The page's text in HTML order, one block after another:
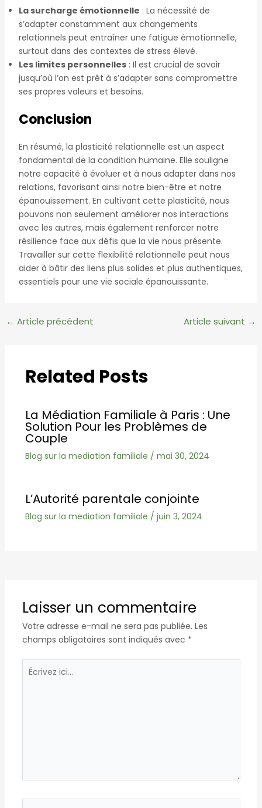
La surcharge émotionnelle : La nécessité de
s’adapter constamment aux changements
relationnels peut entraîner une fatigue émotionnelle,
surtout dans des contextes de stress élevé.
Les limites personnelles: Il est crucial de savoir
jusqu’où l’on est prêt à s’adapter sans compromettre
ses propres valeurs et besoins.
Conclusion
En résumé, la plasticité relationnelle est un aspect
fondamental de la condition humaine. Elle souligne
notre capacité à évoluer et à nous adapter dans nos
relations, favorisant ainsi notre bien-être et notre
épanouissement. En cultivant cette plasticité, nous
pouvons non seulement améliorer nos interactions
avec les autres, mais également renforcer notre
résilience face aux défis que la vie nous présente.
Travailler sur cette flexibilité relationnelle peut nous
aider à bâtir des liens plus solides et plus authentiques,
essentiels pour une vie sociale épanouissante.
Navigation
← Article précédent Article suivant →
Related Posts
La Médiation Familiale à Paris : Une
Solution Pour les Problèmes de
Couple
Blog sur la mediation familiale / mai 30, 2024
L’Autorité parentale conjointe
Blog sur la mediation familiale / juin 3, 2024
Laisser un commentaire
Votre adresse e-mail ne sera pas publiée. Les
champs obligatoires sont indiqués avec *
Écrivez
ici…